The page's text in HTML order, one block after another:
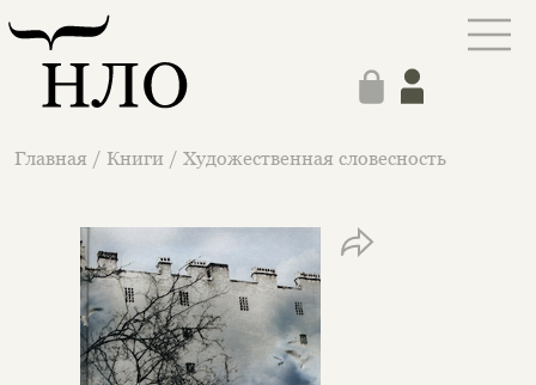
Главная / Книги / Художественная словесность